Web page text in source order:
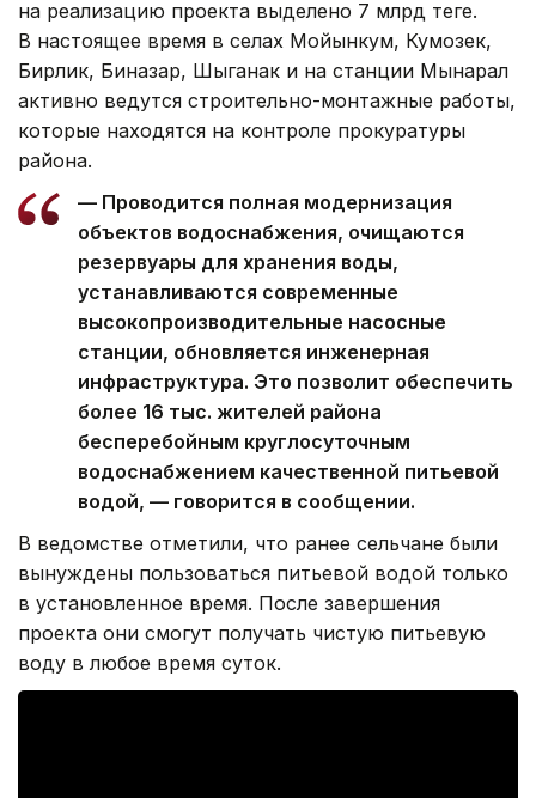
на реализацию проекта выделено 7 млрд теңге.
В настоящее время в селах Мойынкум, Кумозек,
Бирлик, Биназар, Шыганак и на станции Мынарал
активно ведутся строительно-монтажные работы,
которые находятся на контроле прокуратуры
района.
— Проводится полная модернизация
объектов водоснабжения, очищаются
резервуары для хранения воды,
устанавливаются современные
высокопроизводительные насосные
станции, обновляется инженерная
инфраструктура. Это позволит обеспечить
более 16 тыс. жителей района
бесперебойным круглосуточным
водоснабжением качественной питьевой
водой, — говорится в сообщении.
В ведомстве отметили, что ранее сельчане были
вынуждены пользоваться питьевой водой только
в установленное время. После завершения
проекта они смогут получать чистую питьевую
воду в любое время суток.